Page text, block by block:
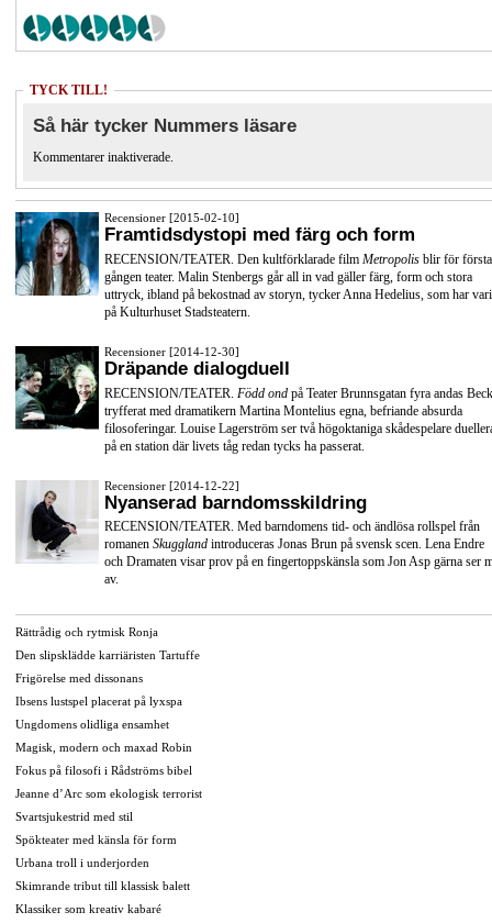
TYCK TILL!
Så här tycker Nummers läsare
Kommentarer inaktiverade.
Recensioner [2015-02-10]
Framtidsdystopi med färg och form
RECENSION/TEATER. Den kultförklarade film Metropolis blir för första
gången teater. Malin Stenbergs går all in vad gäller färg, form och stora
uttryck, ibland på bekostnad av storyn, tycker Anna Hedelius, som har
på Kulturhuset Stadsteatern.
Recensioner [2014-12-30]
Dräpande dialogduell
RECENSION/TEATER. Född ond på Teater Brunnsgatan fyra andas
tryfferat med dramatikern Martina Montelius egna, befriande absurda
filosoferingar. Louise Lagerström ser två högoktaniga skådespelare
på en station där livets tåg redan tycks ha passerat.
Recensioner [2014-12-22]
Nyanserad barndomsskildring
RECENSION/TEATER. Med barndomens tid- och ändlösa rollspel från
romanen Skuggland introduceras Jonas Brun på svensk scen. Lena Endre
och Dramaten visar prov på en fingertoppskänsla som Jon Asp gärna ser
av.
Rättrådig och rytmisk Ronja
Den slipsklädde karriäristen Tartuffe
Frigörelse med dissonans
Ibsens lustspel placerat på lyxspa
Ungdomens olidliga ensamhet
Magisk, modern och maxad Robin
Fokus på filosofi i Rådströms bibel
Jeanne d’Arc som ekologisk terrorist
Svartsjukestrid med stil
Spökteater med känsla för form
Urbana troll i underjorden
Skimrande tribut till klassisk balett
Klassiker som kreativ kabaré